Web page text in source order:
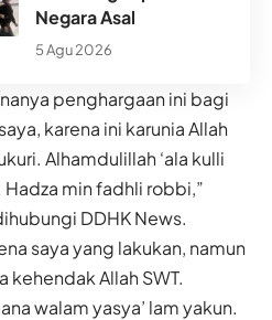
Negara Asal
5 Agu 2026
penghargaan ini bagi
karena ini karunia Allah
Alhamdulillah ‘ala kulli
Hadza min fadhli robbi,”
DDHK News.
saya yang lakukan, namun
kehendak Allah SWT.
walam yasya’ lam yakun.